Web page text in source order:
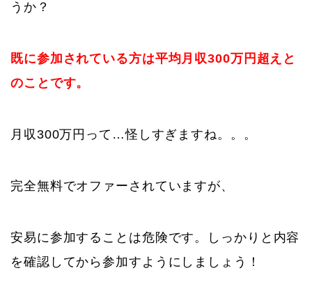
うか？
既に参加されている方は平均月収300万円超えと
のことです。
月収300万円って…怪しすぎますね。。。
完全無料でオファーされていますが、
安易に参加することは危険です。しっかりと内容
を確認してから参加すようにしましょう！